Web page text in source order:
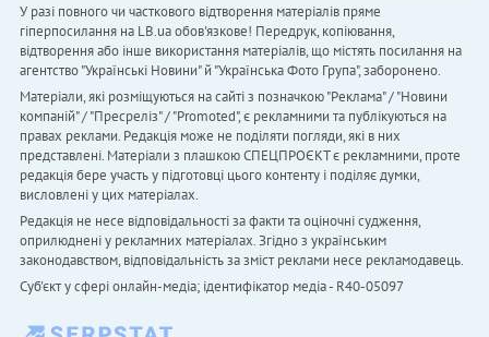
У разі повного чи часткового відтворення матеріалів пряме
гіперпосилання на LB.ua обов'язкове! Передрук, копіювання,
відтворення або інше використання матеріалів, що містять посилання на
агентство "Українськi Новини" й "Українська Фото Група", заборонено.
Матеріали, які розміщуються на сайті з позначкою "Реклама" / "Новини
компаній" / "Пресреліз" / "Promoted", є рекламними та публікуються на
правах реклами. Редакція може не поділяти погляди, які в них
представлені. Матеріали з плашкою СПЕЦПРОЄКТ є рекламними, проте
редакція бере участь у підготовці цього контенту і поділяє думки,
висловлені у цих матеріалах.
Редакція не несе відповідальності за факти та оціночні судження,
оприлюднені у рекламних матеріалах. Згідно з українським
законодавством, відповідальність за зміст реклами несе рекламодавець.
Cуб'єкт у сфері онлайн-медіа; ідентифікатор медіа - R40-05097